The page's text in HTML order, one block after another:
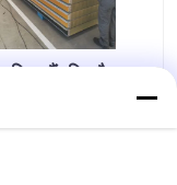
सैंडविच पैनल
नमी और आग प्रतिरोध